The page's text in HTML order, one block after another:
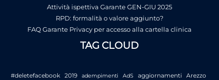
Attività ispettiva Garante GEN-GIU 2025
RPD: formalità o valore aggiunto?
FAQ Garante Privacy per accesso alla cartella clinica
TAG CLOUD
#deletefacebook 2019 adempimenti AdS aggiornamenti Arezzo